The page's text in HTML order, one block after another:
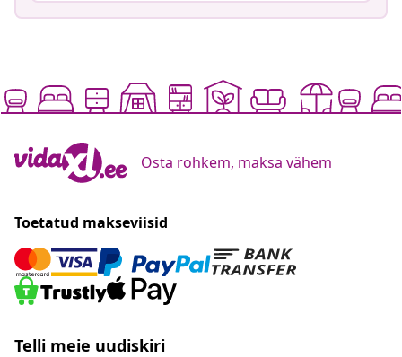
Osta rohkem, maksa vähem
Toetatud makseviisid
Telli meie uudiskiri